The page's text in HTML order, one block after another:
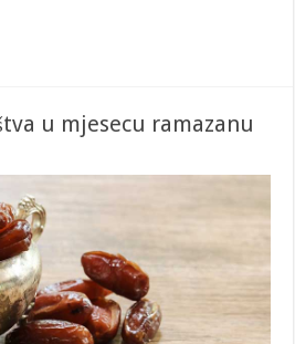
u mjesecu ramazanu